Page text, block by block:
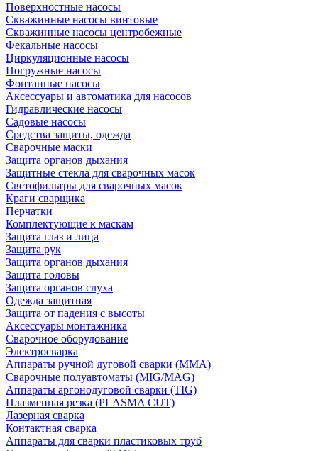
Поверхностные насосы
Скважинные насосы винтовые
Скважинные насосы центробежные
Фекальные насосы
Циркуляционные насосы
Погружные насосы
Фонтанные насосы
Аксессуары и автоматика для насосов
Гидравлические насосы
Садовые насосы
Средства защиты, одежда
Сварочные маски
Защита органов дыхания
Защитные стекла для сварочных масок
Светофильтры для сварочных масок
Краги сварщика
Перчатки
Комплектующие к маскам
Защита глаз и лица
Защита рук
Защита органов дыхания
Защита головы
Защита органов слуха
Одежда защитная
Защита от падения с высоты
Аксессуары монтажника
Сварочное оборудование
Электросварка
Аппараты ручной дуговой сварки (MMA)
Сварочные полуавтоматы (MIG/MAG)
Аппараты аргонодуговой сварки (TIG)
Плазменная резка (PLASMA CUT)
Лазерная сварка
Контактная сварка
Аппараты для сварки пластиковых труб